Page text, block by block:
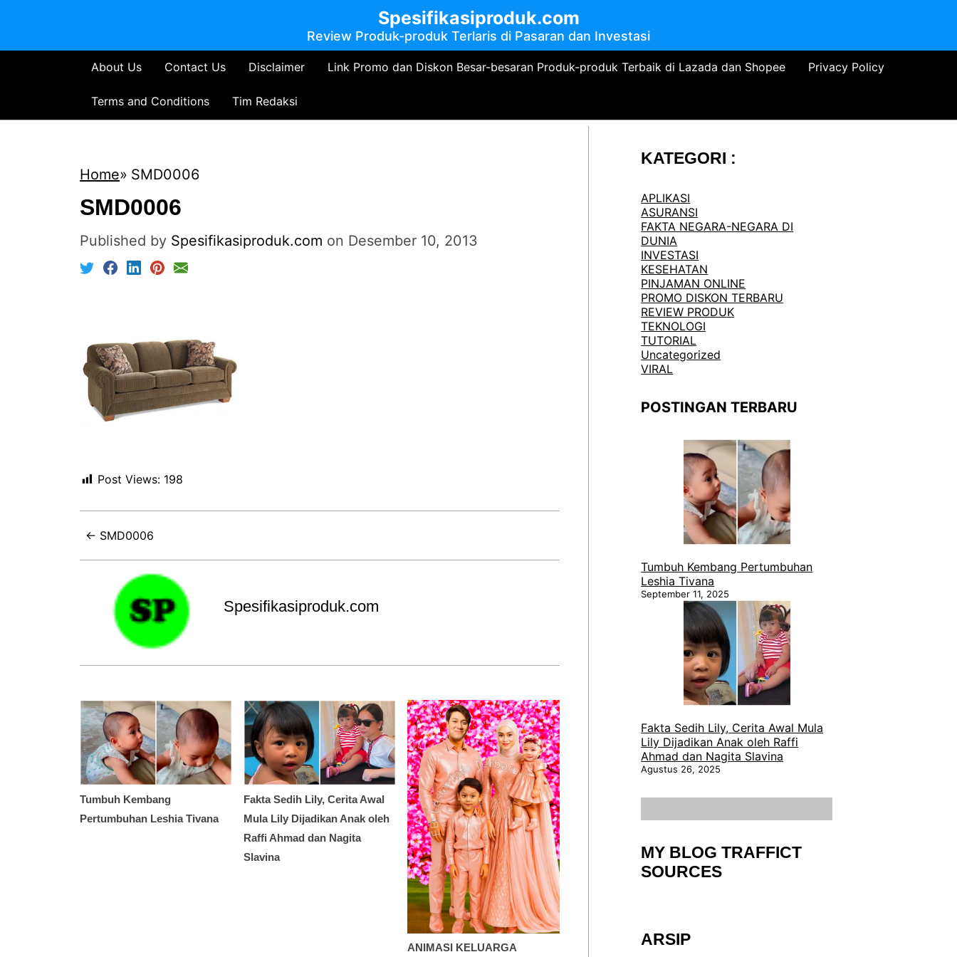
Spesifikasiproduk.com
Review Produk-produk Terlaris di Pasaran dan Investasi
About Us Contact Us Disclaimer Link Promo dan Diskon Besar-besaran Produk-produk Terbaik di Lazada dan Shopee Privacy Policy
Terms and Conditions Tim Redaksi
Home SMD0006
SMD0006
Published by Spesifikasiproduk.com on Desember 10, 2013
Post Views: 198
← SMD0006
Spesifikasiproduk.com
Tumbuh Kembang
Pertumbuhan Leshia Tivana
Fakta Sedih Lily, Cerita Awal
Mula Lily Dijadikan Anak oleh
Raffi Ahmad dan Nagita
Slavina
ANIMASI KELUARGA
KATEGORI :
APLIKASI
ASURANSI
FAKTA NEGARA-NEGARA DI
DUNIA
INVESTASI
KESEHATAN
PINJAMAN ONLINE
PROMO DISKON TERBARU
REVIEW PRODUK
TEKNOLOGI
TUTORIAL
Uncategorized
VIRAL
POSTINGAN TERBARU
Tumbuh Kembang Pertumbuhan
Leshia Tivana
September 11, 2025
Fakta Sedih Lily, Cerita Awal Mula
Lily Dijadikan Anak oleh Raffi
Ahmad dan Nagita Slavina
Agustus 26, 2025
MY BLOG TRAFFICT
SOURCES
ARSIP